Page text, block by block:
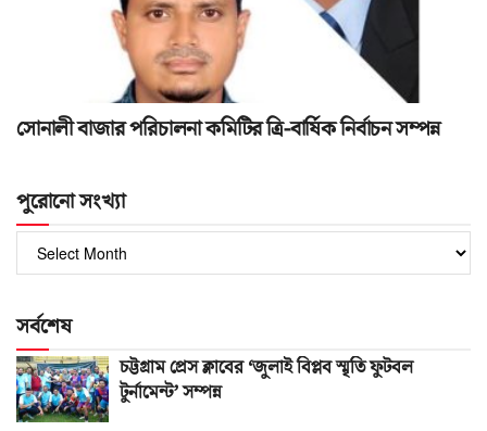
সোনালী বাজার পরিচালনা কমিটির ত্রি-বার্ষিক নির্বাচন সম্পন্ন
পুরোনো সংখ্যা
পুরোনো
সংখ্যা
সর্বশেষ
চট্টগ্রাম প্রেস ক্লাবের ‘জুলাই বিপ্লব স্মৃতি ফুটবল
টুর্নামেন্ট’ সম্পন্ন